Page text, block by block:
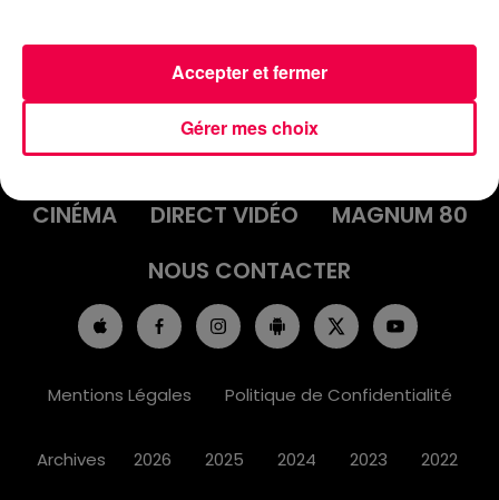
ACCUEIL INFOS
EMISSIONS
AGENDA
JEUX
PODCASTS
CINÉMA
DIRECT VIDÉO
MAGNUM 80
NOUS CONTACTER
Mentions Légales Politique de Confidentialité
Archives 2026 2025 2024 2023 2022
Gérer mes choix
Accepter et fermer